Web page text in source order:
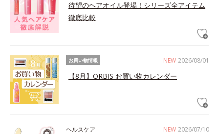
待望のヘアオイル登場！シリーズ全アイテム
徹底比較
NEW 2026/08/01
お買い物情報
【8月】ORBIS お買い物カレンダー
NEW 2026/07/10
ヘルスケア